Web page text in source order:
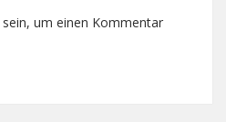
sein, um einen Kommentar